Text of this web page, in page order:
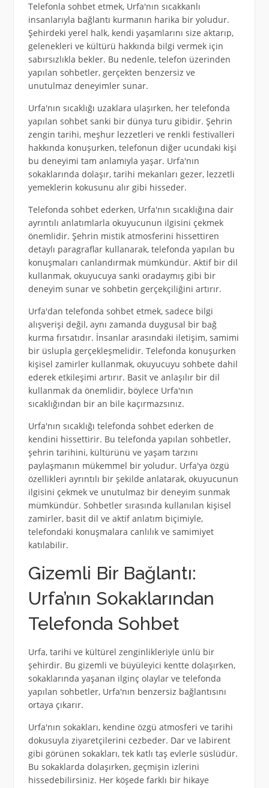
Telefonla sohbet etmek, Urfa'nın sıcakkanlı
insanlarıyla bağlantı kurmanın harika bir yoludur.
Şehirdeki yerel halk, kendi yaşamlarını size aktarıp,
gelenekleri ve kültürü hakkında bilgi vermek için
sabırsızlıkla bekler. Bu nedenle, telefon üzerinden
yapılan sohbetler, gerçekten benzersiz ve
unutulmaz deneyimler sunar.
Urfa'nın sıcaklığı uzaklara ulaşırken, her telefonda
yapılan sohbet sanki bir dünya turu gibidir. Şehrin
zengin tarihi, meşhur lezzetleri ve renkli festivalleri
hakkında konuşurken, telefonun diğer ucundaki kişi
bu deneyimi tam anlamıyla yaşar. Urfa'nın
sokaklarında dolaşır, tarihi mekanları gezer, lezzetli
yemeklerin kokusunu alır gibi hisseder.
Telefonda sohbet ederken, Urfa'nın sıcaklığına dair
ayrıntılı anlatımlarla okuyucunun ilgisini çekmek
önemlidir. Şehrin mistik atmosferini hissettiren
detaylı paragraflar kullanarak, telefonda yapılan bu
konuşmaları canlandırmak mümkündür. Aktif bir dil
kullanmak, okuyucuya sanki oradaymış gibi bir
deneyim sunar ve sohbetin gerçekçiliğini artırır.
Urfa'dan telefonda sohbet etmek, sadece bilgi
alışverişi değil, aynı zamanda duygusal bir bağ
kurma fırsatıdır. İnsanlar arasındaki iletişim, samimi
bir üslupla gerçekleşmelidir. Telefonda konuşurken
kişisel zamirler kullanmak, okuyucuyu sohbete dahil
ederek etkileşimi artırır. Basit ve anlaşılır bir dil
kullanmak da önemlidir, böylece Urfa'nın
sıcaklığından bir an bile kaçırmazsınız.
Urfa'nın sıcaklığı telefonda sohbet ederken de
kendini hissettirir. Bu telefonda yapılan sohbetler,
şehrin tarihini, kültürünü ve yaşam tarzını
paylaşmanın mükemmel bir yoludur. Urfa'ya özgü
özellikleri ayrıntılı bir şekilde anlatarak, okuyucunun
ilgisini çekmek ve unutulmaz bir deneyim sunmak
mümkündür. Sohbetler sırasında kullanılan kişisel
zamirler, basit dil ve aktif anlatım biçimiyle,
telefondaki konuşmalara canlılık ve samimiyet
katılabilir.
Gizemli Bir Bağlantı:
Urfa’nın Sokaklarından
Telefonda Sohbet
Urfa, tarihi ve kültürel zenginlikleriyle ünlü bir
şehirdir. Bu gizemli ve büyüleyici kentte dolaşırken,
sokaklarında yaşanan ilginç olaylar ve telefonda
yapılan sohbetler, Urfa'nın benzersiz bağlantısını
ortaya çıkarır.
Urfa'nın sokakları, kendine özgü atmosferi ve tarihi
dokusuyla ziyaretçilerini cezbeder. Dar ve labirent
gibi görünen sokakları, tek katlı taş evlerle süslüdür.
Bu sokaklarda dolaşırken, geçmişin izlerini
hissedebilirsiniz. Her köşede farklı bir hikaye